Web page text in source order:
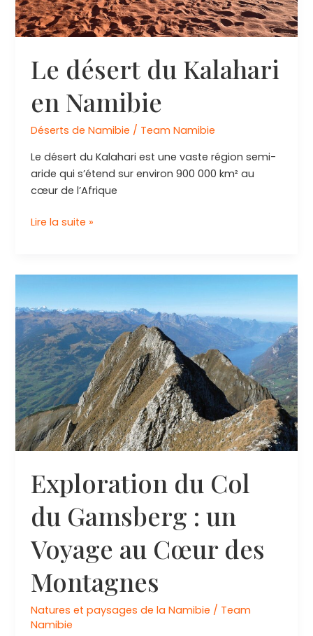
Le désert du Kalahari
en Namibie
Déserts de Namibie / Team Namibie
Le désert du Kalahari est une vaste région semi-
aride qui s’étend sur environ 900 000 km² au
cœur de l’Afrique
Le
Kalahari
Namibie
Lire la suite »
Exploration du Col
du Gamsberg : un
Voyage au Cœur des
Montagnes
Natures et paysages de la Namibie / Team
Namibie